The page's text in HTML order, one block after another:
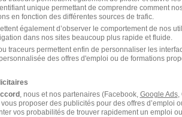
administratif et coordination avec les
certificats d'origine, factures commerciales
négociation avec les transporteurs et suivi
et des restrictions douanières selon
les litiges et maintenir un contact
des retards, contact avec les assurances
export ?
unique permettant de comprendre comment
en fonction des différentes sources de trafic.
également d’observer le comportement de nos
dans nos sites beaucoup plus rapide et fluide.
traceurs permettent enfin de personnaliser les
des offres d'emploi ou de formations
, nous et nos partenaires (Facebook, Google Ads,
proposer des publicités pour des offres d’emploi
vos probabilités de trouver rapidement un emploi